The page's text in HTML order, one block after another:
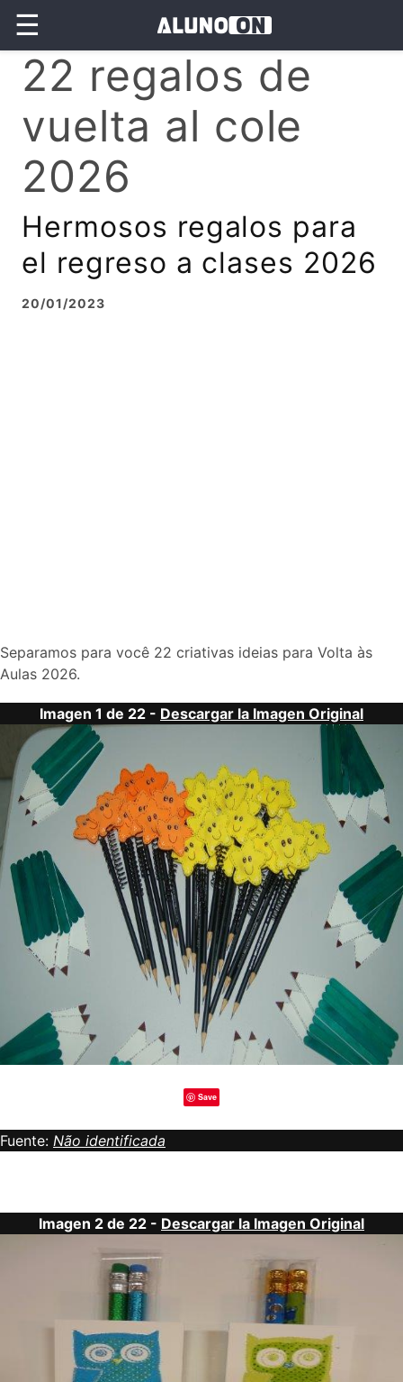
☰
22 regalos de
vuelta al cole
2026
Hermosos regalos para
el regreso a clases 2026
20/01/2023
Separamos para você 22 criativas ideias para Volta às
Aulas 2026.
Imagen 1 de 22 - Descargar la Imagen Original
Save
Fuente: Não identificada
Imagen 2 de 22 - Descargar la Imagen Original